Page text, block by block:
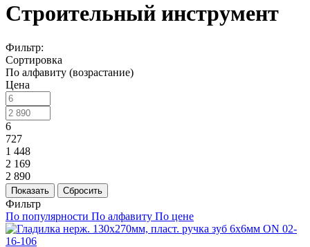
Строительный инструмент
Фильтр:
Сортировка
По алфавиту (возрастание)
Цена
6
727
1 448
2 169
2 890
Показать Сбросить
Фильтр
По популярности По алфавиту По цене